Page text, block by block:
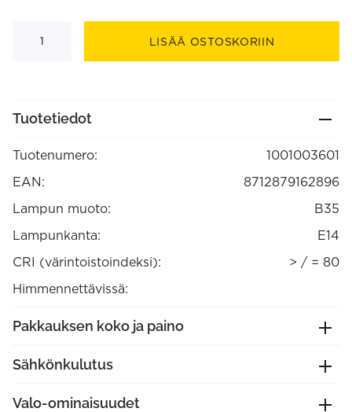
220-
portainen
määrä
LISÄÄ OSTOSKORIIN
Tuotetiedot
Tuotenumero:
1001003601
EAN:
8712879162896
Lampun muoto:
B35
Lampunkanta:
E14
CRI (värintoistoindeksi):
> / = 80
Himmennettävissä:
Pakkauksen koko ja paino
Sähkönkulutus
Valo-ominaisuudet